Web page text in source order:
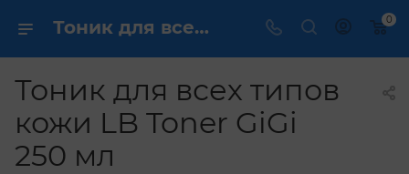
Тоник для всех типов кожи LB Toner GiGi 250 мл купить по выгодной цене в интернет магазине 0
Тоник для всех типов
кожи LB Toner GiGi
250 мл